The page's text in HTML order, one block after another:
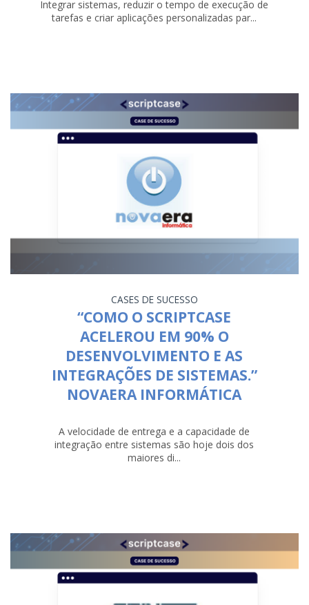
Integrar sistemas, reduzir o tempo de execução de
tarefas e criar aplicações personalizadas par...
CASES DE SUCESSO
“COMO O SCRIPTCASE
ACELEROU EM 90% O
DESENVOLVIMENTO E AS
INTEGRAÇÕES DE SISTEMAS.”
NOVAERA INFORMÁTICA
A velocidade de entrega e a capacidade de
integração entre sistemas são hoje dois dos
maiores di...